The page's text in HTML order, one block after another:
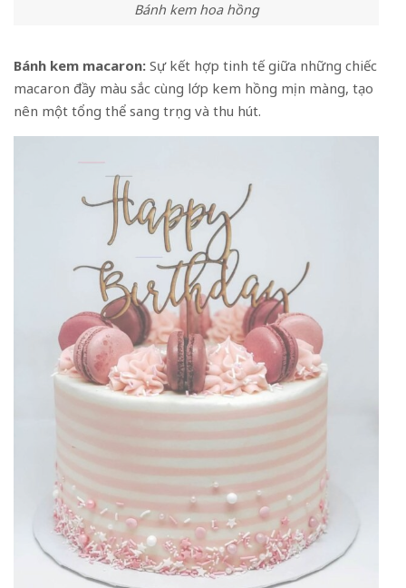
Bánh kem hoa hồng
Bánh kem macaron: Sự kết hợp tinh tế giữa những chiếc
macaron đầy màu sắc cùng lớp kem hồng mịn màng, tạo
nên một tổng thể sang trọng và thu hút.